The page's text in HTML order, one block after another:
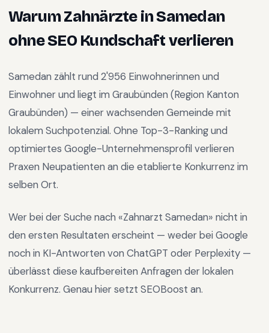
WarumZahnärzteinSamedan
ohne SEO Kundschaft verlieren
Samedan zählt rund 2'956 Einwohnerinnen und
Einwohner und liegt im Graubünden (Region Kanton
Graubünden) — einer wachsenden Gemeinde mit
lokalem Suchpotenzial. Ohne Top-3-Ranking und
optimiertes Google-Unternehmensprofil verlieren
Praxen Neupatienten an die etablierte Konkurrenz im
selben Ort.
Wer bei der Suche nach «Zahnarzt Samedan» nicht in
den ersten Resultaten erscheint — weder bei Google
noch in KI-Antworten von ChatGPT oder Perplexity —
überlässt diese kaufbereiten Anfragen der lokalen
Konkurrenz. Genau hier setzt SEOBoost an.